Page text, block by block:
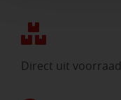
Direct uit voorraad